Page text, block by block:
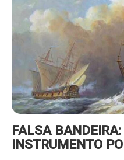
content/uploads/2026/
800x600.jpg
FALSA
INSTRUMENTO